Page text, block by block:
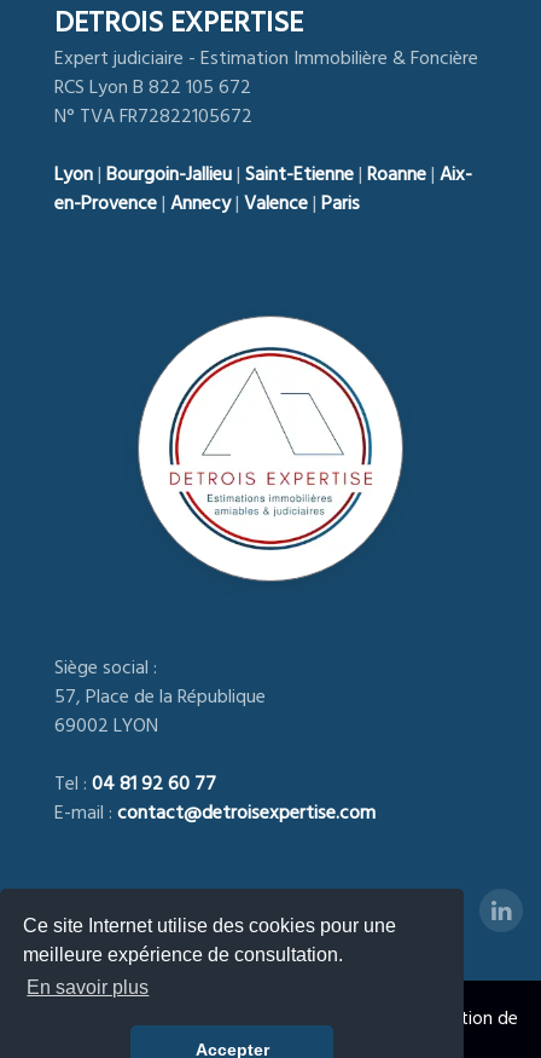
Ce site Internet utilise des cookies pour une
meilleure expérience de consultation.
En savoir plus
Accepter
DETROIS EXPERTISE
Expert judiciaire - Estimation Immobilière & Foncière
RCS Lyon B 822 105 672
N° TVA FR72822105672
Lyon|Bourgoin-Jallieu|Saint-Etienne|Roanne|Aix-
en-Provence|Annecy|Valence|Paris
Siège social :
57, Place de la République
69002 LYON
Tel :04 81 92 60 77
E-mail :contact@detroisexpertise.com
DETROIS EXPERTISE- Expert immobilier agréé, Estimation de
la Valeur Immobilière & Foncière © 2023 - 2026